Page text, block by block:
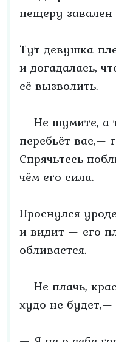
пещеру
Тут девушка-
и догадалась,
её вызволить.
— Не шумите, а
перебьёт вас,—
Спрячьтесь
чём его сила.
Проснулся
и видит — его
обливается.
— Не плачь,
худо не будет,—